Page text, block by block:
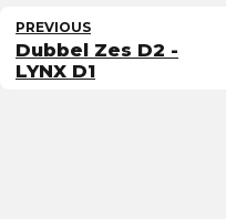
PREVIOUS
Dubbel Zes D2 -
LYNX D1